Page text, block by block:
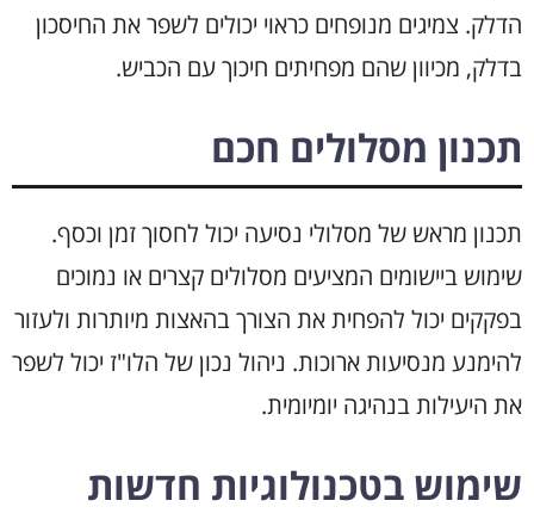
הדלק. צמיגים מנופחים כראוי יכולים לשפר את החיסכון
בדלק, מכיוון שהם מפחיתים חיכוך עם הכביש.
תכנון מסלולים חכם
תכנון מראש של מסלולי נסיעה יכול לחסוך זמן וכסף.
שימוש ביישומים המציעים מסלולים קצרים או נמוכים
בפקקים יכול להפחית את הצורך בהאצות מיותרות ולעזור
להימנע מנסיעות ארוכות. ניהול נכון של הלו"ז יכול לשפר
את היעילות בנהיגה יומיומית.
שימוש בטכנולוגיות חדשות